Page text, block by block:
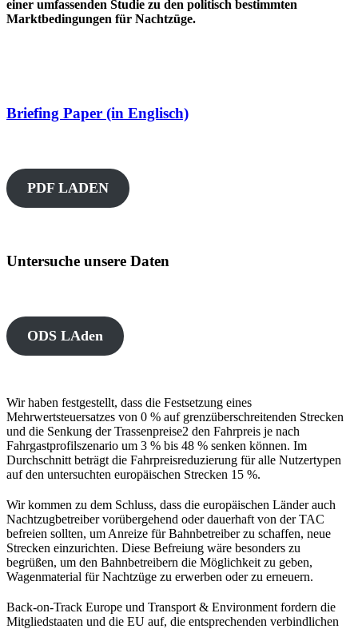
einer umfassenden Studie zu den politisch bestimmten
Marktbedingungen für Nachtzüge.
Briefing Paper (in Englisch)
PDF LADEN
Untersuche unsere Daten
ODS LAden
Wir haben festgestellt, dass die Festsetzung eines
Mehrwertsteuersatzes von 0 % auf grenzüberschreitenden Strecken
und die Senkung der Trassenpreise2 den Fahrpreis je nach
Fahrgastprofilszenario um 3 % bis 48 % senken können. Im
Durchschnitt beträgt die Fahrpreisreduzierung für alle Nutzertypen
auf den untersuchten europäischen Strecken 15 %.
Wir kommen zu dem Schluss, dass die europäischen Länder auch
Nachtzugbetreiber vorübergehend oder dauerhaft von der TAC
befreien sollten, um Anreize für Bahnbetreiber zu schaffen, neue
Strecken einzurichten. Diese Befreiung wäre besonders zu
begrüßen, um den Bahnbetreibern die Möglichkeit zu geben,
Wagenmaterial für Nachtzüge zu erwerben oder zu erneuern.
Back-on-Track Europe und Transport & Environment fordern die
Mitgliedstaaten und die EU auf, die entsprechenden verbindlichen